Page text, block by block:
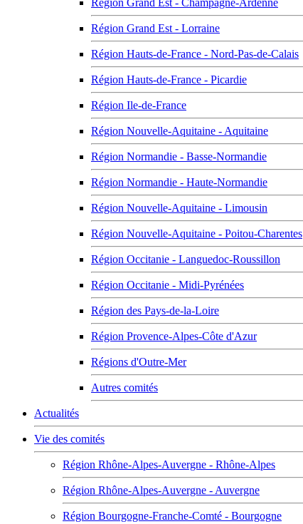
Région Grand Est - Champagne-Ardenne
Région Grand Est - Lorraine
Région Hauts-de-France - Nord-Pas-de-Calais
Région Hauts-de-France - Picardie
Région Ile-de-France
Région Nouvelle-Aquitaine - Aquitaine
Région Normandie - Basse-Normandie
Région Normandie - Haute-Normandie
Région Nouvelle-Aquitaine - Limousin
Région Nouvelle-Aquitaine - Poitou-Charentes
Région Occitanie - Languedoc-Roussillon
Région Occitanie - Midi-Pyrénées
Région des Pays-de-la-Loire
Région Provence-Alpes-Côte d'Azur
Régions d'Outre-Mer
Autres comités
Actualités
Vie des comités
Région Rhône-Alpes-Auvergne - Rhône-Alpes
Région Rhône-Alpes-Auvergne - Auvergne
Région Bourgogne-Franche-Comté - Bourgogne